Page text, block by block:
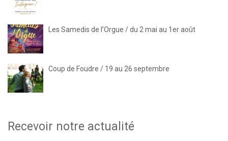
Les Samedis de l’Orgue / du 2 mai au 1er août
Coup de Foudre / 19 au 26 septembre
Recevoir notre actualité